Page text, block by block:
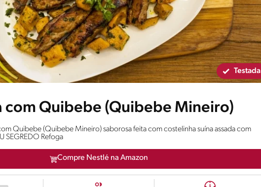
Testada
com Quibebe (Quibebe Mineiro)
Quibebe (Quibebe Mineiro) saborosa feita com costelinha suína assada com
SEGREDO Refoga
Compre Nestlé na Amazon